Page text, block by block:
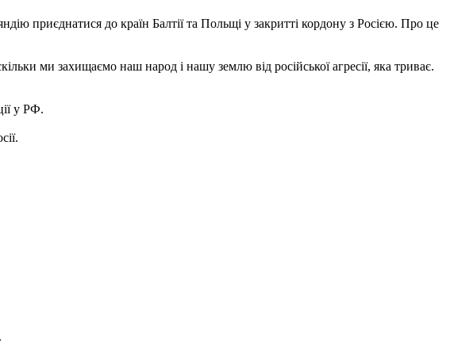
приєднатися до країн Балтії та Польщі у закритті кордону з Росією. Про це
ми захищаємо наш народ і нашу землю від російської агресії, яка триває.
у РФ.